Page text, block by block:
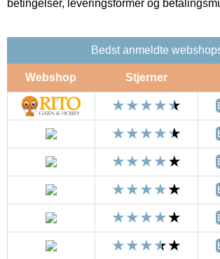
betingelser, leveringsformer og
Bedst anmeldte
Webshop Stjerner